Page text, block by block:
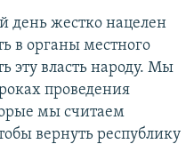
день жестко нацелен
в органы местного
эту власть народу. Мы
проведения
мы считаем
вернуть республику